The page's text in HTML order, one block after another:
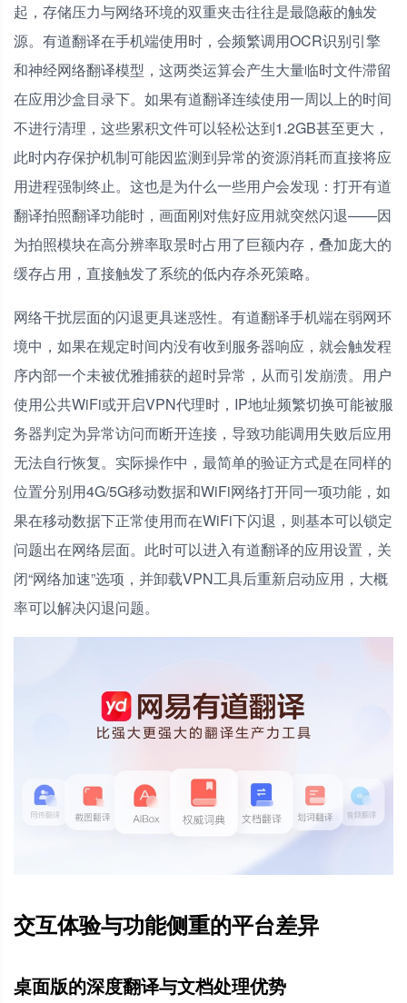
起，存储压力与网络环境的双重夹击往往是最隐蔽的触发
源。有道翻译在手机端使用时，会频繁调用OCR识别引擎
和神经网络翻译模型，这两类运算会产生大量临时文件滞留
在应用沙盒目录下。如果有道翻译连续使用一周以上的时间
不进行清理，这些累积文件可以轻松达到1.2GB甚至更大，
此时内存保护机制可能因监测到异常的资源消耗而直接将应
用进程强制终止。这也是为什么一些用户会发现：打开有道
翻译拍照翻译功能时，画面刚对焦好应用就突然闪退——因
为拍照模块在高分辨率取景时占用了巨额内存，叠加庞大的
缓存占用，直接触发了系统的低内存杀死策略。
网络干扰层面的闪退更具迷惑性。有道翻译手机端在弱网环
境中，如果在规定时间内没有收到服务器响应，就会触发程
序内部一个未被优雅捕获的超时异常，从而引发崩溃。用户
使用公共WiFi或开启VPN代理时，IP地址频繁切换可能被服
务器判定为异常访问而断开连接，导致功能调用失败后应用
无法自行恢复。实际操作中，最简单的验证方式是在同样的
位置分别用4G/5G移动数据和WiFi网络打开同一项功能，如
果在移动数据下正常使用而在WiFi下闪退，则基本可以锁定
问题出在网络层面。此时可以进入有道翻译的应用设置，关
闭“网络加速”选项，并卸载VPN工具后重新启动应用，大概
率可以解决闪退问题。
交互体验与功能侧重的平台差异
桌面版的深度翻译与文档处理优势